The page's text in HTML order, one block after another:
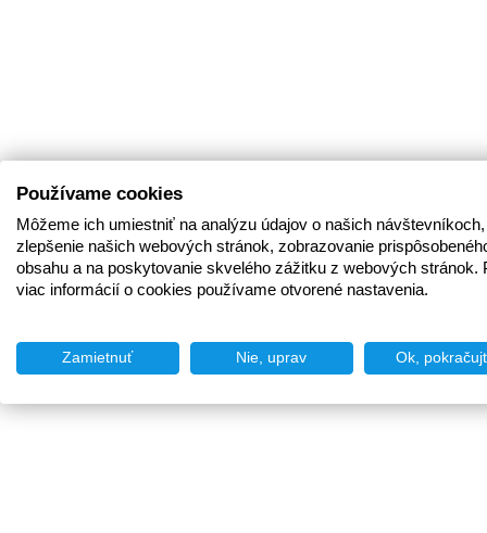
Používame cookies
Môžeme ich umiestniť na analýzu údajov o našich
zlepšenie našich webových stránok, zobrazovanie
obsahu a na poskytovanie skvelého zážitku z webových stránok.
viac informácií o cookies používame otvorené nastavenia.
Zamietnuť Nie, uprav Ok,